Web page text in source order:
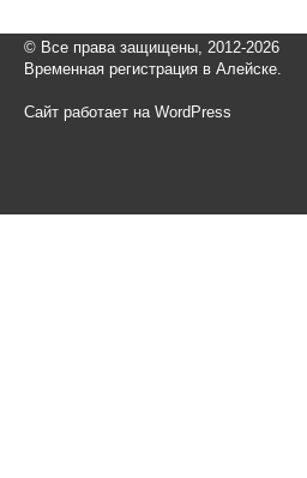
© Все права защищены, 2012-2026
Временная регистрация в Алейске.
Сайт работает на WordPress